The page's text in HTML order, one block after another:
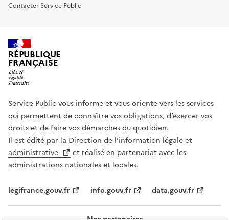
Contacter Service Public
RÉPUBLIQUE
FRANÇAISE
Service Public vous informe et vous oriente vers les services
qui permettent de connaître vos obligations, d’exercer vos
droits et de faire vos démarches du quotidien.
Il est édité par la Direction de l’information légale et
administrative
et réalisé en partenariat avec les
administrations nationales et locales.
legifrance.gouv.fr info.gouv.fr data.gouv.fr